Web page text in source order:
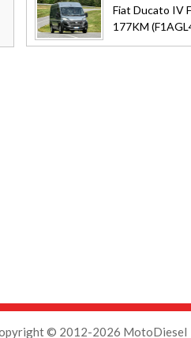
Fiat Ducato IV
177KM
© 2012-2026 MotoDiesel